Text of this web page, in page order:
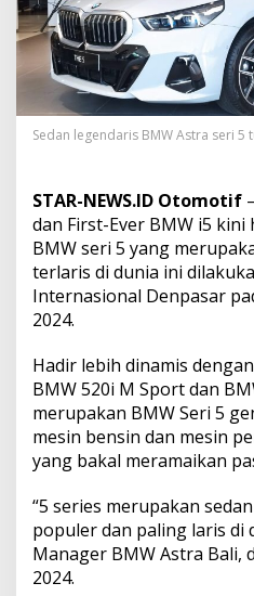
r
a
r
i
s
d
u
n
i
a
A
l
e
w
5
a
n
i
r
s
t
Sedan legendaris BMW Astra seri 5
STAR-NEWS.ID Otomotif
dan First-Ever BMW i5 kini
BMW seri 5 yang
terlaris di dunia ini
Internasional Denpasar
2024.
Hadir lebih dinamis
BMW 520i M Sport dan
merupakan BMW Seri 5
mesin bensin dan mesin
yang bakal meramaikan
“5 series merupakan
populer dan paling laris di
Manager BMW Astra Bali,
2024.